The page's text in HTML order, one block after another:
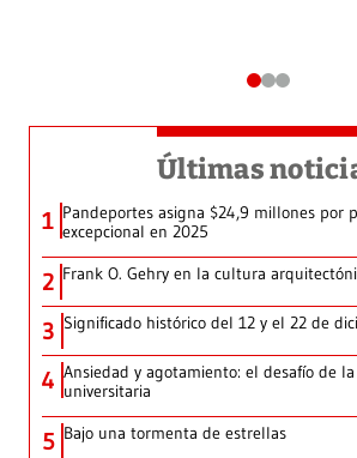
Últimas
1 Pandeportes asigna $24,9 millones por
excepcional en 2025
2 Frank O. Gehry en la cultura
3 Significado histórico del 12 y el 22 de
4 Ansiedad y agotamiento: el desafío de
universitaria
5 Bajo una tormenta de estrellas